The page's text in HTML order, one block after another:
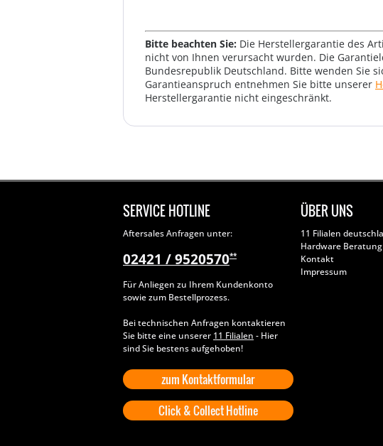
Bitte beachten Sie: Die Herstellergarantie des
nicht von Ihnen verursacht wurden. Die
Bundesrepublik Deutschland. Bitte wenden Sie
Garantieanspruch entnehmen Sie bitte unserer
Herstellergarantie nicht eingeschränkt.
SERVICE HOTLINE
Aftersales Anfragen unter:
02421 / 9520570**
Für Anliegen zu Ihrem Kundenkonto
sowie zum Bestellprozess.
Bei technischen Anfragen kontaktieren
Sie bitte eine unserer 11 Filialen - Hier
sind Sie bestens aufgehoben!
zum Kontaktformular
Click & Collect Hotline
ÜBER UNS
11 Filialen
Hardware Beratung
Kontakt
Impressum